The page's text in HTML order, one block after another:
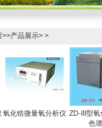
>>产品展示> >
化锆微量氧分析仪 ZD-III型氧化
色谱仪